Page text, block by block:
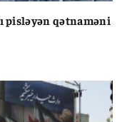
pisləyən qətnaməni